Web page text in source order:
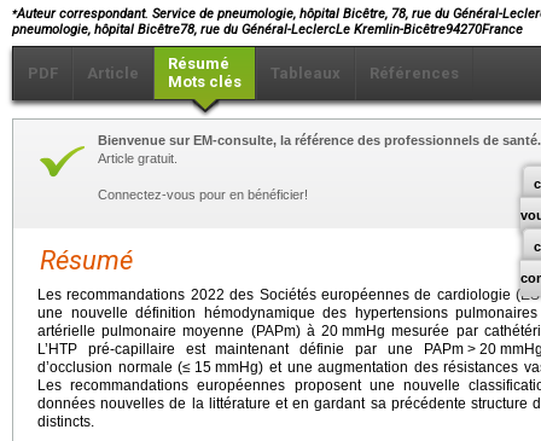
⁎Auteur correspondant. Service de pneumologie, hôpital Bicêtre, 78, rue du Général-
pneumologie, hôpital Bicêtre78, rue du Général-LeclercLe Kremlin-Bicêtre94270France
PDF Article
Résumé
Mots clés
Tableaux Références
Bienvenue sur EM-consulte, la référence des professionnels de santé.
Article gratuit.
Connectez-vous pour en bénéficier!
Résumé
Les recommandations 2022 des Sociétés européennes de cardiologie
une nouvelle définition hémodynamique des hypertensions
artérielle pulmonaire moyenne (PAPm) à 20 mmHg mesurée par
L’HTP pré-capillaire est maintenant définie par une PAPm > 20
d’occlusion normale (≤ 15 mmHg) et une augmentation des résistances
Les recommandations européennes proposent une nouvelle
données nouvelles de la littérature et en gardant sa précédente structure
distincts.